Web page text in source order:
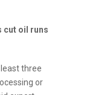
cut oil runs
least three
or